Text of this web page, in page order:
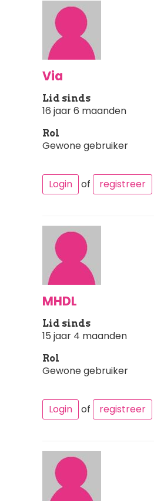
Via
Lid sinds
16 jaar 6 maanden
Rol
Gewone gebruiker
Login of registreer
MHDL
Lid sinds
15 jaar 4 maanden
Rol
Gewone gebruiker
Login of registreer